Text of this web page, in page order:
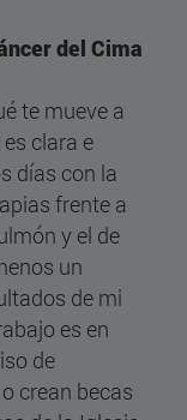
del Cima
te mueve a
clara e
días con la
frente a
y el de
un
de mi
es en
de
crean becas